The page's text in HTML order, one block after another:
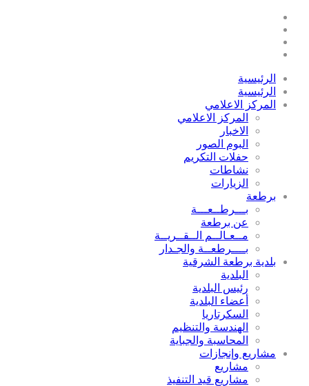
الرئيسية
الرئيسية
المركز الاعلامي
المركز الاعلامي
الاخبار
البوم الصور
حفلات التكريم
نشاطات
الزيارات
برطعة
بـــرطــعـــة
عن برطعة
مــعـالــم الــقــريــة
بــــرطعــة والجـدار
بلدية برطعة الشرقية
البلدية
رئيس البلدية
أعضاء البلدية
السكرتاريا
الهندسة والتنظيم
المحاسبة والجباية
مشاريع وإنجازات
مشاريع
مشاريع قيد التنفيذ